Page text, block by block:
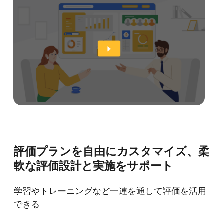
評価プランを自由にカスタマイズ、柔
軟な評価設計と実施をサポート
学習やトレーニングなど一連を通して評価を活用
できる